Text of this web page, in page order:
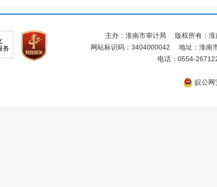
主办：淮南市审计局
版权所有：
网站标识码：3404000042
地址：淮南
电话：0554-
皖公网